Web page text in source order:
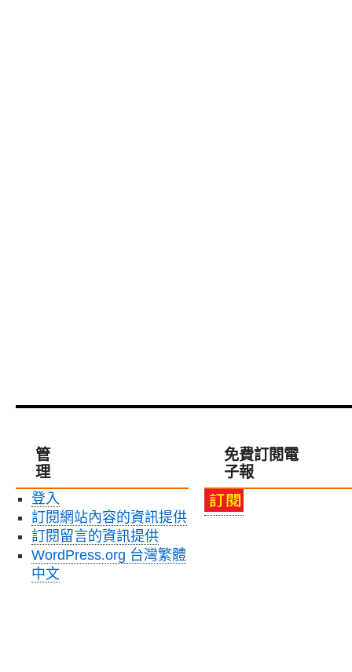
管
理
登入
訂閱網站內容的資訊提供
訂閱留言的資訊提供
WordPress.org 台灣繁體
中文
免費訂閱電
子報